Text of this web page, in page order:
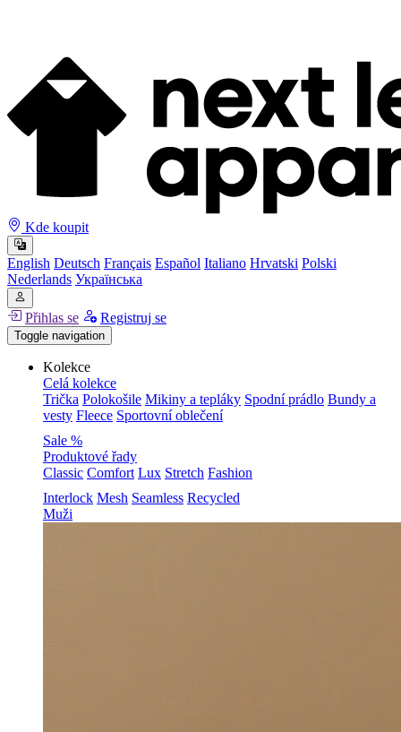
Kde koupit
English Deutsch Français Español Italiano Hrvatski Polski
Nederlands Українська
Přihlas se Registruj se
Toggle navigation
Kolekce
Celá kolekce
Trička Polokošile Mikiny a tepláky Spodní prádlo Bundy a
vesty Fleece Sportovní oblečení
Sale %
Produktové řady
Classic Comfort Lux Stretch Fashion
Interlock Mesh Seamless Recycled
Muži